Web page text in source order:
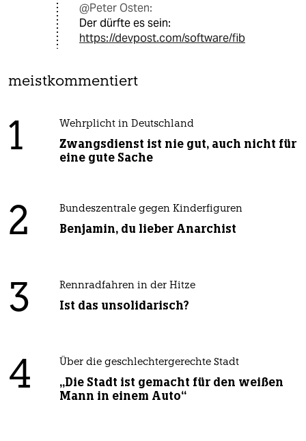
@Peter Osten:
Der dürfte es sein:
https://devpost.com/software/fib
meistkommentiert
1 Wehrplicht in Deutschland
Zwangsdienst ist nie gut, auch nicht für
eine gute Sache
2 Bundeszentrale gegen Kinderfiguren
Benjamin, du lieber Anarchist
3 Rennradfahren in der Hitze
Ist das unsolidarisch?
4 Über die geschlechtergerechte Stadt
„Die Stadt ist gemacht für den weißen
Mann in einem Auto“